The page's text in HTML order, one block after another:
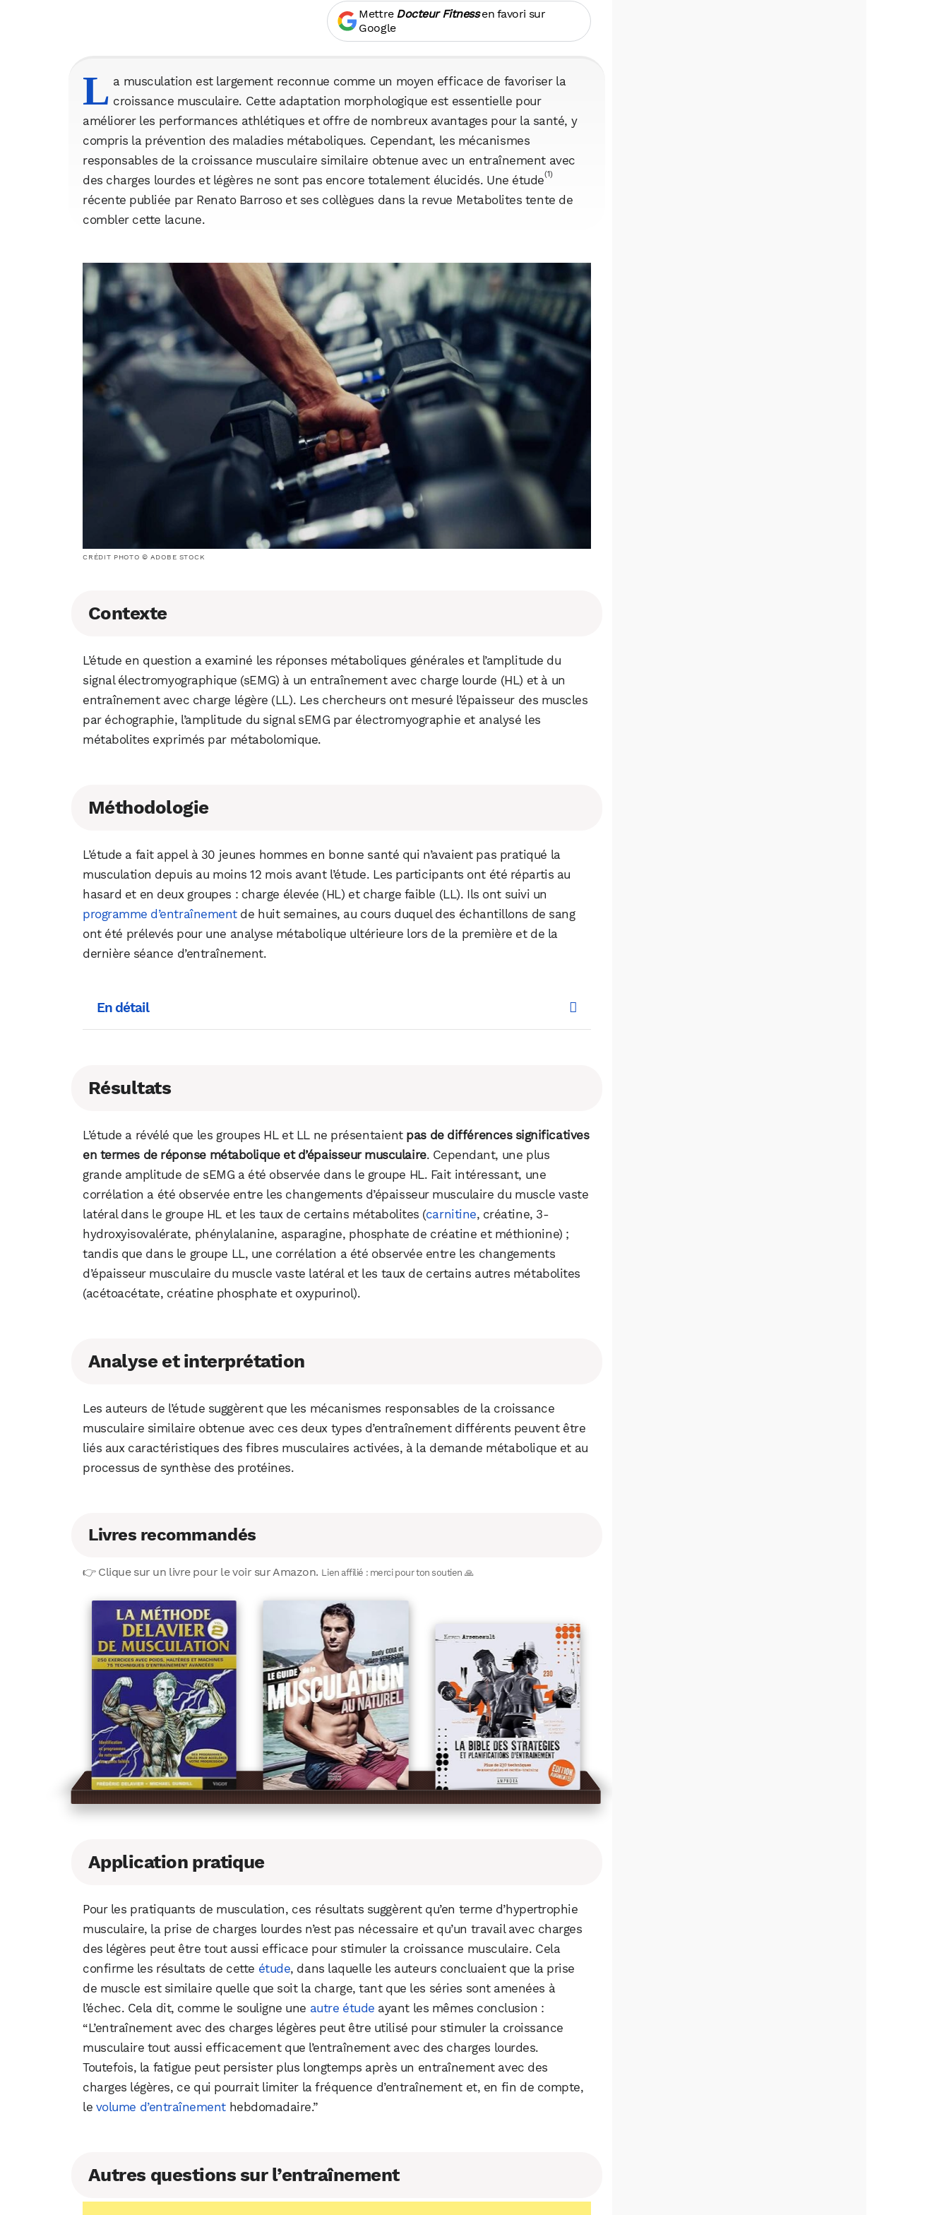
Mettre Docteur Fitnessen favori sur
Google
L a musculation est largement reconnue comme un moyen efficace de favoriser la
croissance musculaire. Cette adaptation morphologique est essentielle pour
améliorer les performances athlétiques et offre de nombreux avantages pour la santé, y
compris la prévention des maladies métaboliques. Cependant, les mécanismes
responsables de la croissance musculaire similaire obtenue avec un entraînement avec
des charges lourdes et légères ne sont pas encore totalement élucidés. Une étude(1)
récente publiée par Renato Barroso et ses collègues dans la revue Metabolites tente de
combler cette lacune.
CRÉDIT PHOTO © ADOBE STOCK
Contexte
L’étude en question a examiné les réponses métaboliques générales et l’amplitude du
signal électromyographique (sEMG) à un entraînement avec charge lourde (HL) et à un
entraînement avec charge légère (LL). Les chercheurs ont mesuré l’épaisseur des muscles
par échographie, l’amplitude du signal sEMG par électromyographie et analysé les
métabolites exprimés par métabolomique.
Méthodologie
L’étude a fait appel à 30 jeunes hommes en bonne santé qui n’avaient pas pratiqué la
musculation depuis au moins 12 mois avant l’étude. Les participants ont été répartis au
hasard et en deux groupes : charge élevée (HL) et charge faible (LL). Ils ont suivi un
programme d’entraînementde huit semaines, au cours duquel des échantillons de sang
ont été prélevés pour une analyse métabolique ultérieure lors de la première et de la
dernière séance d’entraînement.
En détail
Résultats
L’étude a révélé que les groupes HL et LL ne présentaient pas de différences significatives
en termes de réponse métabolique et d’épaisseur musculaire. Cependant, une plus
grande amplitude de sEMG a été observée dans le groupe HL. Fait intéressant, une
corrélation a été observée entre les changements d’épaisseur musculaire du muscle vaste
latéral dans le groupe HL et les taux de certains métabolites (carnitine, créatine, 3-
hydroxyisovalérate, phénylalanine, asparagine, phosphate de créatine et méthionine) ;
tandis que dans le groupe LL, une corrélation a été observée entre les changements
d’épaisseur musculaire du muscle vaste latéral et les taux de certains autres métabolites
(acétoacétate, créatine phosphate et oxypurinol).
Analyse et interprétation
Les auteurs de l’étude suggèrent que les mécanismes responsables de la croissance
musculaire similaire obtenue avec ces deux types d’entraînement différents peuvent être
liés aux caractéristiques des fibres musculaires activées, à la demande métabolique et au
processus de synthèse des protéines.
Livres recommandés
👉 Clique sur un livre pour le voir sur Amazon. Lien affilié : merci pour ton soutien 🙏
Application pratique
Pour les pratiquants de musculation, ces résultats suggèrent qu’en terme d’hypertrophie
musculaire, la prise de charges lourdes n’est pas nécessaire et qu’un travail avec charges
des légères peut être tout aussi efficace pour stimuler la croissance musculaire. Cela
confirme les résultats de cette étude, dans laquelle les auteurs concluaient que la prise
de muscle est similaire quelle que soit la charge, tant que les séries sont amenées à
l’échec. Cela dit, comme le souligne une autre étude ayant les mêmes conclusion :
“L’entraînement avec des charges légères peut être utilisé pour stimuler la croissance
musculaire tout aussi efficacement que l’entraînement avec des charges lourdes.
Toutefois, la fatigue peut persister plus longtemps après un entraînement avec des
charges légères, ce qui pourrait limiter la fréquence d’entraînement et, en fin de compte,
le volume d’entraînementhebdomadaire.”
Autres questions sur l’entraînement